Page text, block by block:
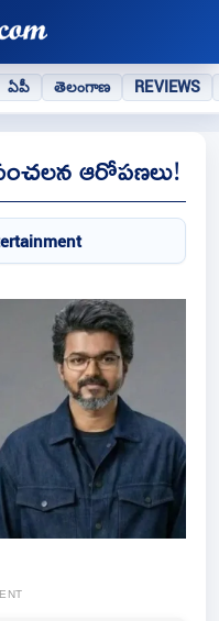
ఏపీ తెలంగాణ REVIEWS
ఆరోపణలు!